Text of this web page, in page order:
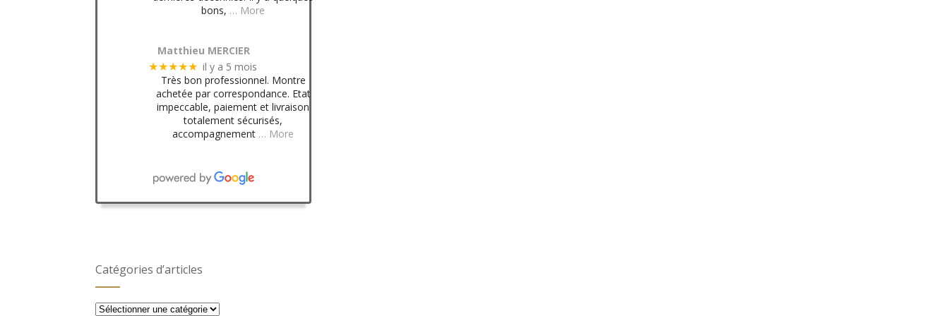
bons, … More
Matthieu MERCIER
★★★★★ il y a 5 mois
Très bon professionnel. Montre
achetée par correspondance. Etat
impeccable, paiement et livraison
totalement sécurisés,
accompagnement … More
Catégories d’articles
Catégories